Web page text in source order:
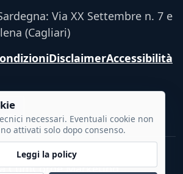
Via XX Settembre n. 7 e
(Cagliari)
DisclaimerAccessibilità
riservati.
CumCorde Marketing
necessari. Eventuali cookie non
attivati solo dopo consenso.
Leggi la policy